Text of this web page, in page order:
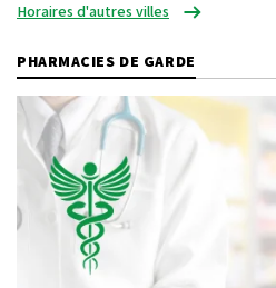
Horaires d'autres villes
PHARMACIES DE GARDE